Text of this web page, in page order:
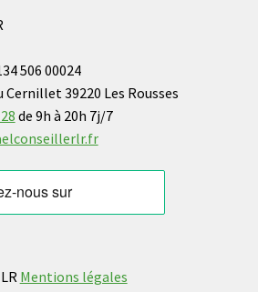
506 00024
Cernillet 39220 Les Rousses
de 9h à 20h 7j/7
Mentions légales